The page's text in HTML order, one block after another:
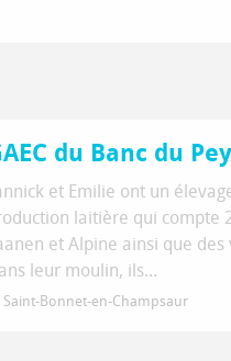
du Banc du
et Emilie ont un
laitière qui compte
et Alpine ainsi que
leur moulin, ils...
Saint-Bonnet-en-Champsaur